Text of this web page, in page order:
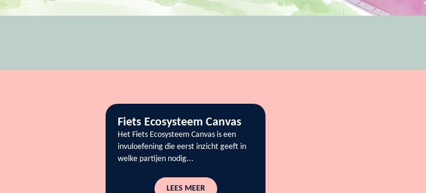
Fiets Ecosysteem Canvas
Het Fiets Ecosysteem Canvas is een
invuloefening die eerst inzicht geeft in
welke partijen nodig...
LEES MEER